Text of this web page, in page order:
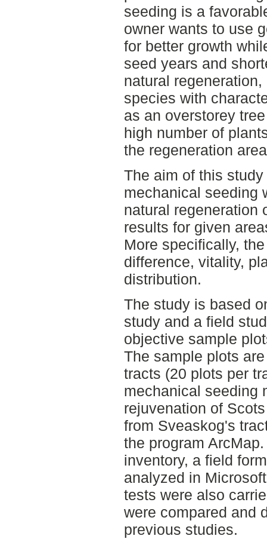
seeding is a
owner wants to use
for better growth
seed years and
natural
species with
as an overstorey
high number of
the regeneration
The aim of this
mechanical seeding
natural regeneration
results for given
More specifically,
difference, vitality,
distribution.
The study is based
study and a field
objective sample
The sample plots
tracts (20 plots per
mechanical seeding
rejuvenation of
from Sveaskog's
the program
inventory, a field
analyzed in
tests were also
were compared and
previous studies.